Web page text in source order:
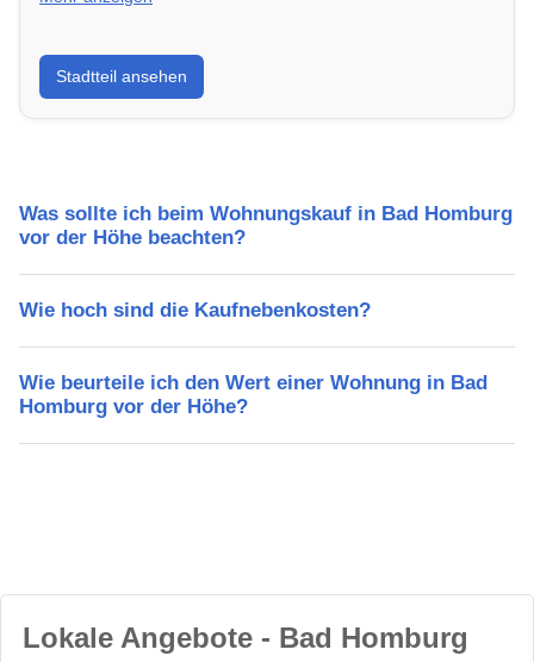
Erfahre mehr über deinen Stadtteil in Bad Homburg
vor der Höhe: Lebensqualität, Verkehrsanbindung,
Schulen, Freizeitmöglichkeiten und Mietpreise.
Stadtteil ansehen
Was sollte ich beim Wohnungskauf in Bad Homburg
vor der Höhe beachten?
Wie hoch sind die Kaufnebenkosten?
Wie beurteile ich den Wert einer Wohnung in Bad
Homburg vor der Höhe?
Lokale Angebote - Bad Homburg